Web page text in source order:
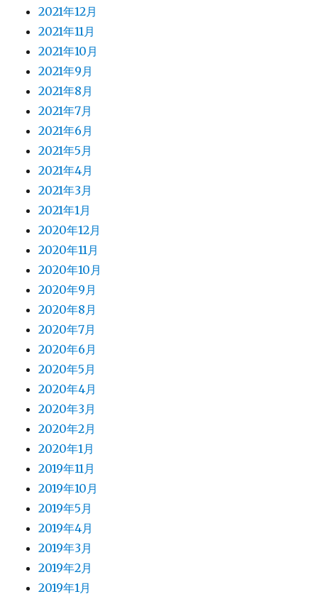
2021年12月
2021年11月
2021年10月
2021年9月
2021年8月
2021年7月
2021年6月
2021年5月
2021年4月
2021年3月
2021年1月
2020年12月
2020年11月
2020年10月
2020年9月
2020年8月
2020年7月
2020年6月
2020年5月
2020年4月
2020年3月
2020年2月
2020年1月
2019年11月
2019年10月
2019年5月
2019年4月
2019年3月
2019年2月
2019年1月